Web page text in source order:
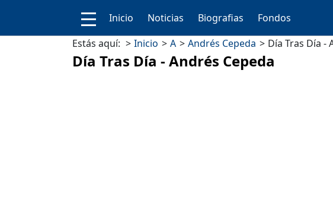
Inicio Noticias Biografias
Fondos
Estás aquí:
Inicio A Andrés Cepeda Día Tras Día -
Día Tras Día - Andrés Cepeda